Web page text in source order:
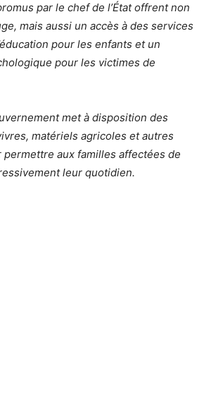
par le chef de l’État offrent non
mais aussi un accès à des services
pour les enfants et un
pour les victimes de
met à disposition des
matériels agricoles et autres
aux familles affectées de
leur quotidien.